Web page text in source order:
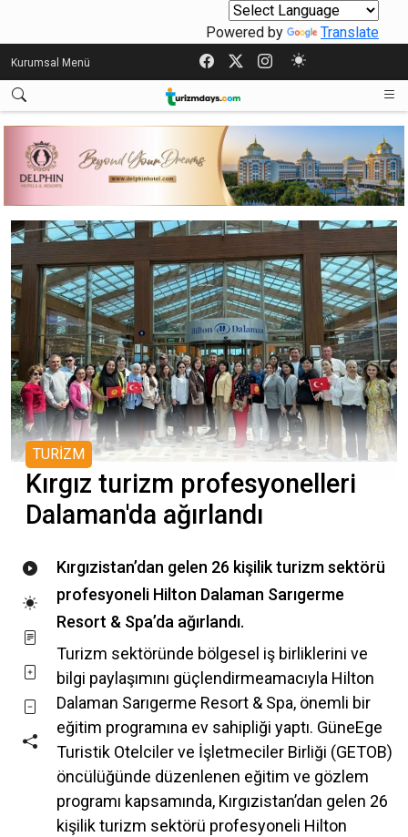
Powered by Translate
Kurumsal Menü
TURİZM
Kırgız turizm profesyonelleri
Dalaman'da ağırlandı
Kırgızistan’dan gelen 26 kişilik turizm sektörü
profesyoneli Hilton Dalaman Sarıgerme
Resort & Spa’da ağırlandı.
Turizm sektöründe bölgesel iş birliklerini ve
bilgi paylaşımını güçlendirmeamacıyla Hilton
Dalaman Sarıgerme Resort & Spa, önemli bir
eğitim programına ev sahipliği yaptı. GüneEge
Turistik Otelciler ve İşletmeciler Birliği (GETOB)
öncülüğünde düzenlenen eğitim ve gözlem
programı kapsamında, Kırgızistan’dan gelen 26
kişilik turizm sektörü profesyoneli Hilton